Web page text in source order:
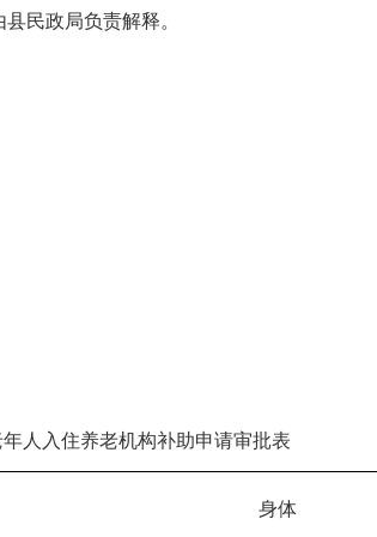
民政局负责解释。
人入住养老机构补助申请审批表
身体